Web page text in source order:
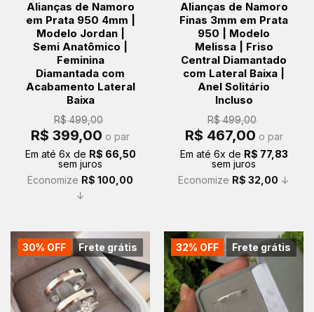
Alianças de Namoro
em Prata 950 4mm |
Modelo Jordan |
Semi Anatômico |
Feminina
Diamantada com
Acabamento Lateral
Baixa
R$499,00
O
preço
era:
R$ 499,00.
R$ 399,00 preço
é:
o par
Em até 6x de R$ 66,50
sem juros
Economize R$ 100,00
↓
Alianças de Namoro
Finas 3mm em Prata
950 | Modelo
Melissa | Friso
Central Diamantado
com Lateral Baixa |
Anel Solitário
Incluso
R$499,00
O
preço
era:
R$ 499,00.
R$ 467,00preço
é:
R$ 467,00.
o par
Em até 6x de R$ 77,83
sem juros
Economize R$ 32,00 ↓
Frete grátis
30% OFF Frete grátis
32% OFF